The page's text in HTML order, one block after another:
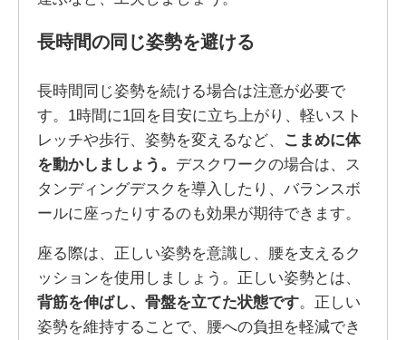
長時間の同じ姿勢を避ける
長時間同じ姿勢を続ける場合は注意が必要で
す。1時間に1回を目安に立ち上がり、軽いスト
レッチや歩行、姿勢を変えるなど、
こまめに体
を動かしましょう。 デスクワークの場合は、ス
タンディングデスクを導入したり、バランスボ
ールに座ったりするのも効果が期待できます。
座る際は、正しい姿勢を意識し、腰を支えるク
ッションを使用しましょう。正しい姿勢とは、
背筋を伸ばし、骨盤を立てた状態です。正しい
姿勢を維持することで、腰への負担を軽減でき